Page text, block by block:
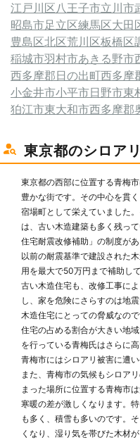
江戸川区八王子市立川市
昭島市足立区練馬区大田
豊島区北区荒川区板橋区
稲城市羽村市あきる野市
西多摩郡日の出町西多摩
小金井市小平市日野市東
狛江市東大和市西多摩郡
東京都のシロア
東京都の西部に位置する青梅
豊かな街です。その中心を貫
宿場町として栄えていました
は、古い木造建築も多く残っ
住宅耐震改修補助」の制度が
以前の耐震基準で建設された
用を最大で50万円まで補助し
古い木造住宅も、改修工事に
し、家を危険にさらすのは地
木造住宅にとっての脅威なの
住宅の占める割合が大きい地
を行っている青梅氏はさらに
青梅市にはシロアリ被害に遭
また、青梅市の気候もシロア
まった場所に位置する青梅市
寒暖の差が激しくなります。
も多く、積雪も多いのです。
くなり、湿り気を帯びた木材